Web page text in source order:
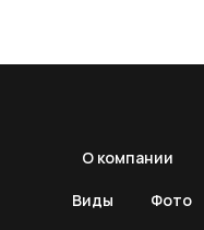
О компании
Виды Фото